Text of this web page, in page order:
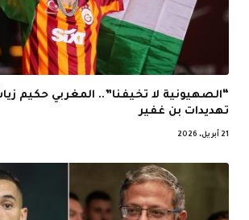
“الصهيونية لا تخيفنا”.. المغربي حكيم
تهديدات بن غفير
21 أبريل، 2026